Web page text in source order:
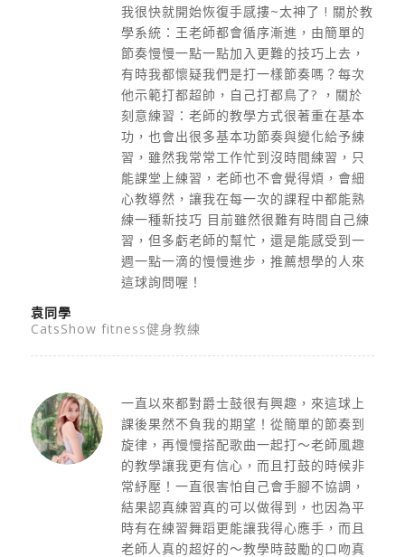
我很快就開始恢復手感摟~太神了 ! 關於教
學系統：王老師都會循序漸進，由簡單的
節奏慢慢一點一點加入更難的技巧上去，
有時我都懷疑我們是打一樣節奏嗎？每次
他示範打都超帥，自己打都鳥了? ，關於
刻意練習：老師的教學方式很著重在基本
功，也會出很多基本功節奏與變化給予練
習，雖然我常常工作忙到沒時間練習，只
能課堂上練習，老師也不會覺得煩，會細
心教導然，讓我在每一次的課程中都能熟
練一種新技巧 目前雖然很難有時間自己練
習，但多虧老師的幫忙，還是能感受到一
週一點一滴的慢慢進步，推薦想學的人來
這球詢問喔！
袁同學
CatsShow fitness健身教練
一直以來都對爵士鼓很有興趣，來這球上
課後果然不負我的期望！ 從簡單的節奏到
旋律，再慢慢搭配歌曲一起打～老師風趣
的教學讓我更有信心，而且打鼓的時候非
常紓壓！ 一直很害怕自己會手腳不協調，
結果認真練習真的可以做得到， 也因為平
時有在練習舞蹈更能讓我得心應手， 而且
老師人真的超好的～教學時鼓勵的口吻真